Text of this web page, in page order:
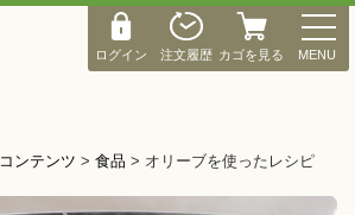
ログイン 注文履歴 カゴを見る
M
E
N
MENU
コンテンツ > 食品 > オリーブを使ったレシピ